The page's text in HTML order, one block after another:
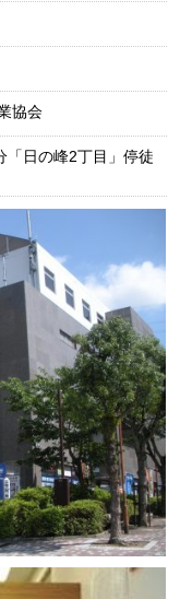
協会
「日の峰2丁目」停徒